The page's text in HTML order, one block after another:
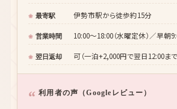
最寄駅 伊勢市駅から徒歩約15分
営業時間 10:00〜18:00（水曜定休）／早朝
翌日返却 可（一泊+2,000円で翌日12:00まで
利用者の声（Googleレビュー）